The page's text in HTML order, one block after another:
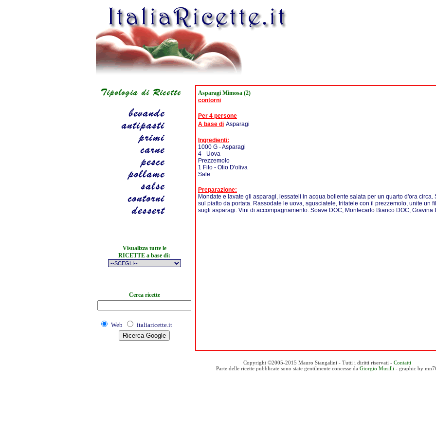
Visualizza tutte le
RICETTE a base di:
Cerca ricette
Web italiaricette.it
Asparagi Mimosa (2)
contorni
Per 4 persone
A base di Asparagi
Ingredienti:
1000 G - Asparagi
4 - Uova
Prezzemolo
1 Filo - Olio D'oliva
Sale
Preparazione:
Mondate e lavate gli asparagi, lessateli in acqua bollente salata per un quarto d'ora circa.
sul piatto da portata. Rassodate le uova, sgusciatele, tritatele con il prezzemolo, unite un
sugli asparagi. Vini di accompagnamento: Soave DOC, Montecarlo Bianco DOC, Gravina
Copyright ©2005-2015 Mauro Stangalini - Tutti i diritti riservati - Contatti
Parte delle ricette pubblicate sono state gentilmente concesse da Giorgio Musilli - graphic by